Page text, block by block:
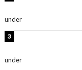
under
under